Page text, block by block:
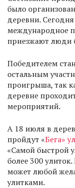
было
деревни.
международное
приезжают люди
Победителем
остальным
проигрыша, так
деревне
мероприятий.
А 18 июля в
пройдут «Бега»
«Самой быстрой
более 300
может любой
улитками.